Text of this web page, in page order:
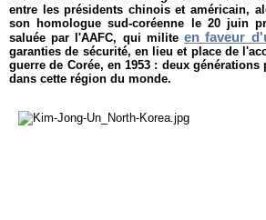
entre les présidents chinois et américain,
son homologue sud-coréenne le 20 juin
saluée par l'AAFC, qui militeen faveur
garanties de sécurité, en lieu et place de
guerre de Corée, en 1953 : deux
dans cette région du monde.